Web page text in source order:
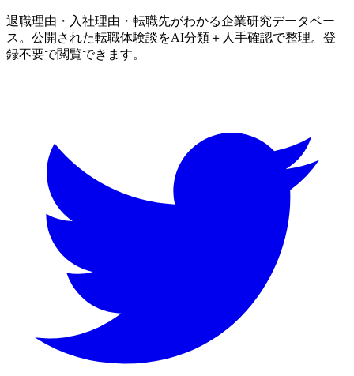
退職理由・入社理由・転職先がわかる企業研究データベー
ス。公開された転職体験談をAI分類＋人手確認で整理。登
録不要で閲覧できます。